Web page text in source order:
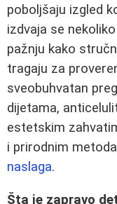
poboljšaju izgled
izdvaja se
pažnju kako
tragaju za
sveobuhvatan
dijetama,
estetskim
i prirodnim
naslaga.
Šta je zapravo